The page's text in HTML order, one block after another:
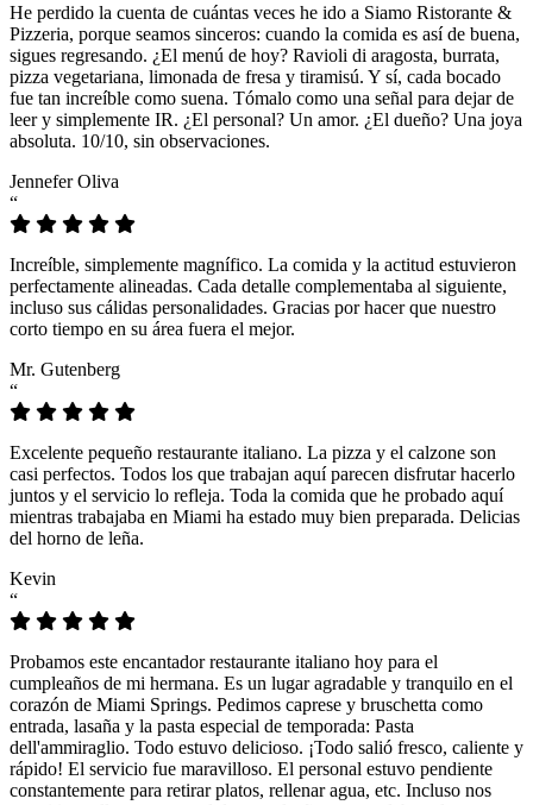
He perdido la cuenta de cuántas veces he ido a Siamo Ristorante &
Pizzeria, porque seamos sinceros: cuando la comida es así de buena,
sigues regresando. ¿El menú de hoy? Ravioli di aragosta, burrata,
pizza vegetariana, limonada de fresa y tiramisú. Y sí, cada bocado
fue tan increíble como suena. Tómalo como una señal para dejar de
leer y simplemente IR. ¿El personal? Un amor. ¿El dueño? Una joya
absoluta. 10/10, sin observaciones.
Jennefer Oliva
“
Increíble, simplemente magnífico. La comida y la actitud estuvieron
perfectamente alineadas. Cada detalle complementaba al siguiente,
incluso sus cálidas personalidades. Gracias por hacer que nuestro
corto tiempo en su área fuera el mejor.
Mr. Gutenberg
“
Excelente pequeño restaurante italiano. La pizza y el calzone son
casi perfectos. Todos los que trabajan aquí parecen disfrutar hacerlo
juntos y el servicio lo refleja. Toda la comida que he probado aquí
mientras trabajaba en Miami ha estado muy bien preparada. Delicias
del horno de leña.
Kevin
“
Probamos este encantador restaurante italiano hoy para el
cumpleaños de mi hermana. Es un lugar agradable y tranquilo en el
corazón de Miami Springs. Pedimos caprese y bruschetta como
entrada, lasaña y la pasta especial de temporada: Pasta
dell'ammiraglio. Todo estuvo delicioso. ¡Todo salió fresco, caliente y
rápido! El servicio fue maravilloso. El personal estuvo pendiente
constantemente para retirar platos, rellenar agua, etc. Incluso nos